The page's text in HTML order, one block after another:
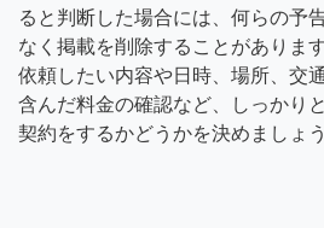
ると判断した場合には、何らの予
なく掲載を削除することがありま
依頼したい内容や日時、場所、交
含んだ料金の確認など、しっかり
契約をするかどうかを決めましょう